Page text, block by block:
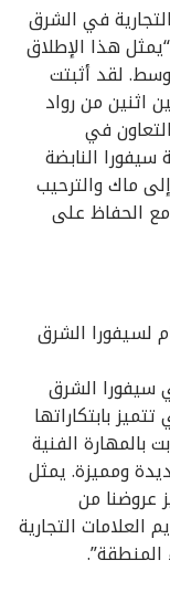
في الشرق
هذا الإطلاق
لقد أثبتت
اثنين من رواد
في
النابضة
ماك والترحيب
الحفاظ على
لسيفورا الشرق
سيفورا الشرق
بابتكاراتها
بالمهارة الفنية
ومميزة. يمثل
عروضنا من
التجارية
المنطقة”.